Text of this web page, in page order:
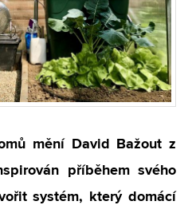
mění David Bažout z
příběhem svého
systém, který domácí